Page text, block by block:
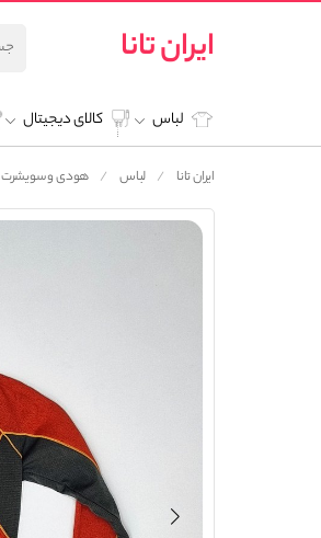
ایران تانا
لباس کالای دیجیتال
ایران تانا لباس هودی و سویشرت